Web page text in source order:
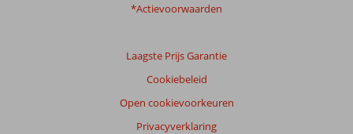
*Actievoorwaarden
Laagste Prijs Garantie
Cookiebeleid
Open cookievoorkeuren
Privacyverklaring